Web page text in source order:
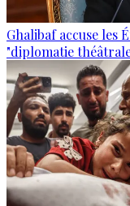
Ghalibaf accuse les
"diplomatie